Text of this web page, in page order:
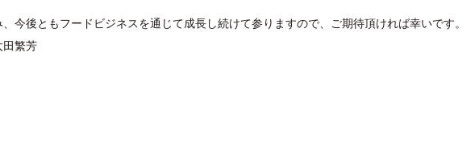
今後ともフードビジネスを通じて成長し続けて参りますので、ご期待頂ければ幸いです。
繁芳